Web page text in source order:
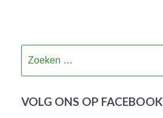
VOLG ONS OP FACEBOOK